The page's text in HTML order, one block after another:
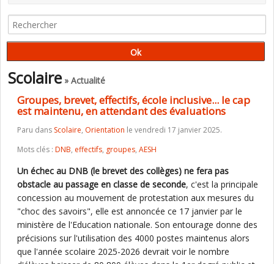
MAINTENU, EN ATTENDANT DES ÉVALUATIONS
Scolaire» Actualité
Groupes, brevet, effectifs, école inclusive... le cap
est maintenu, en attendant des évaluations
Paru dans Scolaire, Orientation le vendredi 17 janvier 2025.
Mots clés : DNB, effectifs, groupes, AESH
Un échec au DNB (le brevet des collèges) ne fera pas
obstacle au passage en classe de seconde, c'est la principale
concession au mouvement de protestation aux mesures du
"choc des savoirs", elle est annoncée ce 17 janvier par le
ministère de l'Education nationale. Son entourage donne des
précisions sur l'utilisation des 4000 postes maintenus alors
que l'année scolaire 2025-2026 devrait voir le nombre